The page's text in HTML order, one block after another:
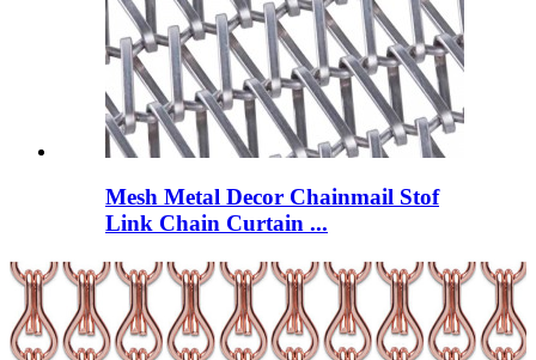
Mesh Metal Decor Chainmail Stof
Link Chain Curtain ...